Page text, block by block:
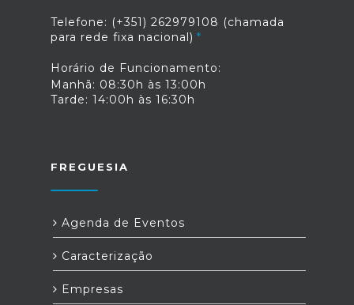
Telefone: (+351) 262979108 (chamada
para rede fixa nacional)
Horário de Funcionamento:
Manhã: 08:30h às 13:00h
Tarde: 14:00h às 16:30h
FREGUESIA
Agenda de Eventos
Caracterização
Empresas